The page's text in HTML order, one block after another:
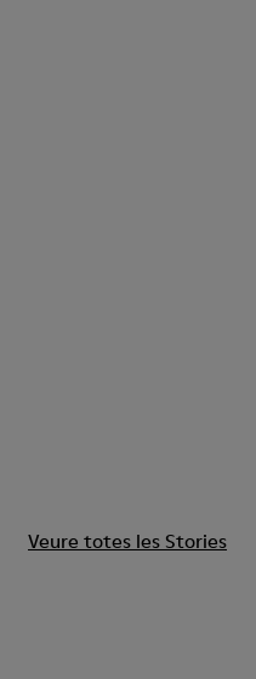
Veure totes les Stories